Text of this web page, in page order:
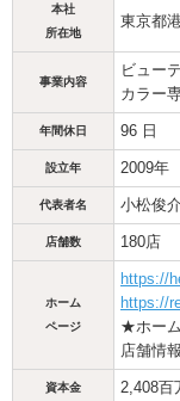
本社
所在地
東京都
事業内容
ビュー
カラー
年間休日 96 日
設立年 2009年
代表者名 小松俊
店舗数 180店
ホーム
ページ
https://
https://
★ホー
店舗情
資本金 2,408百